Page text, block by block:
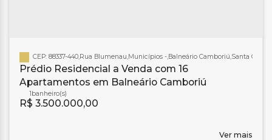
Prédio Residencial a Venda com 16
Apartamentos em Balneário Camboriú
R$ 3.500.000,00
CEP: 88337-440,Rua Blumenau,Municípios ,Balneário Camboriú,Santa
1banheiro(s)
Ver mais